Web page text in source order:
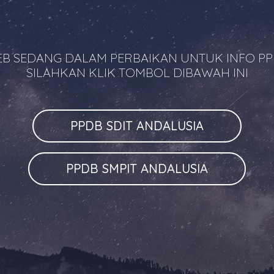
SEDANG DALAM PERBAIKAN UNTUK INFO
SILAHKAN KLIK TOMBOL DIBAWAH INI
PPDB SDIT ANDALUSIA
PPDB SMPIT ANDALUSIA